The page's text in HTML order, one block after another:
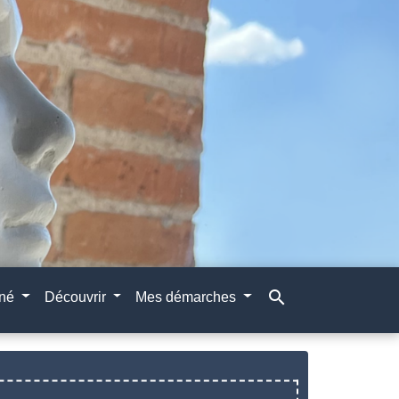
Découvrir Mes démarches search